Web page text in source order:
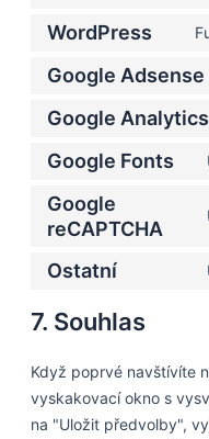
WordPress
Google Adsense
Google Analytics
Google Fonts
Google
reCAPTCHA
Ostatní
7. Souhlas
Když poprvé navštívíte
vyskakovací okno s
na "Uložit předvolby",